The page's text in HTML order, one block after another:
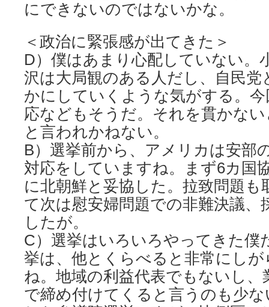
にできないのではないかな。
＜政治に緊張感が出てきた＞
D）僕はあまり心配していない。
沢は大局観のある人だし、自民
かにしていくような気がする。
応などもそうだ。それを貫かな
と言われかねない。
B）選挙前から、アメリカは安部
対応をしていますね。まず6カ国
に北朝鮮と妥協した。拉致問題
て次は慰安婦問題での非難決議、
したが。
C）選挙はいろいろやってきた僕
挙は、他とくらべると非常にし
ね。地域の利益代表でもないし、
で締め付けてくると言うのも少